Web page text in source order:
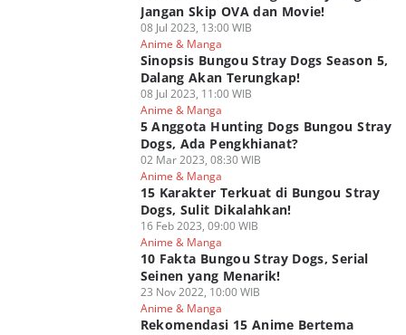
Jangan Skip OVA dan Movie!
08 Jul 2023, 13:00 WIB
Anime & Manga
Sinopsis Bungou Stray Dogs Season 5,
Dalang Akan Terungkap!
08 Jul 2023, 11:00 WIB
Anime & Manga
5 Anggota Hunting Dogs Bungou Stray
Dogs, Ada Pengkhianat?
02 Mar 2023, 08:30 WIB
Anime & Manga
15 Karakter Terkuat di Bungou Stray
Dogs, Sulit Dikalahkan!
16 Feb 2023, 09:00 WIB
Anime & Manga
10 Fakta Bungou Stray Dogs, Serial
Seinen yang Menarik!
23 Nov 2022, 10:00 WIB
Anime & Manga
Rekomendasi 15 Anime Bertema